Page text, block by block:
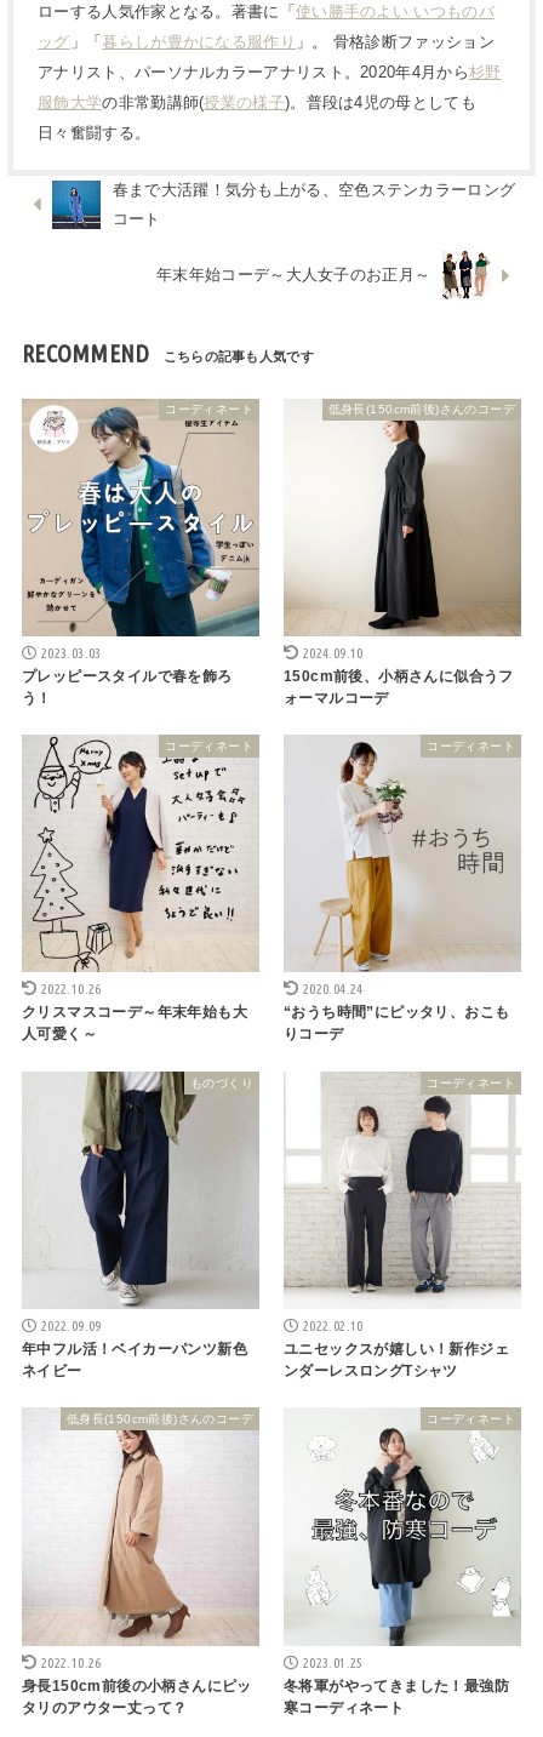
ローする人気作家となる。著書に「 使い勝手のよい いつものバ
ッグ 」「暮らしが豊かになる服作り 」。 骨格診断ファッション
アナリスト、パーソナルカラーアナリスト。2020年4月から杉野
服飾大学の非常勤講師(授業の様子)。普段は4児の母としても
日々奮闘する。
春まで大活躍！気分も上がる、空色ステンカラーロング
コート
年末年始コーデ～大人女子のお正月～
RECOMMEND
コーディネート
2023.03.03
プレッピースタイルで春を飾ろ
う！
低身長(150cm前後)さんのコーデ
2024.09.10
150cm前後、小柄さんに似合うフ
ォーマルコーデ
コーディネート
2022.10.26
クリスマスコーデ～年末年始も大
人可愛く～
コーディネート
2020.04.24
“おうち時間”にピッタリ、おこも
りコーデ
ものづくり
2022.09.09
年中フル活！ベイカーパンツ新色
ネイビー
コーディネート
2022.02.10
ユニセックスが嬉しい！新作ジェ
ンダーレスロングTシャツ
低身長(150cm前後)さんのコーデ
2022.10.26
身長150cm前後の小柄さんにピッ
タリのアウター丈って？
コーディネート
2023.01.25
冬将軍がやってきました！最強防
寒コーディネート